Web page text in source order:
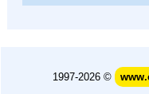
1997-2026 ©